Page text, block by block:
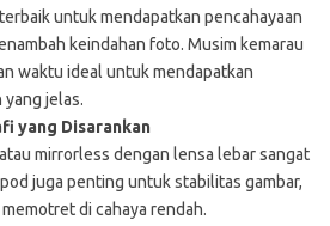
untuk mendapatkan pencahayaan
keindahan foto. Musim kemarau
waktu ideal untuk mendapatkan
yang jelas.
yang Disarankan
atau mirrorless dengan lensa lebar sangat
juga penting untuk stabilitas gambar,
di cahaya rendah.